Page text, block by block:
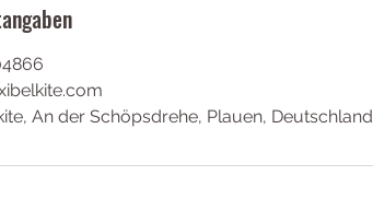
An der Schöpsdrehe, Plauen, Deutschland